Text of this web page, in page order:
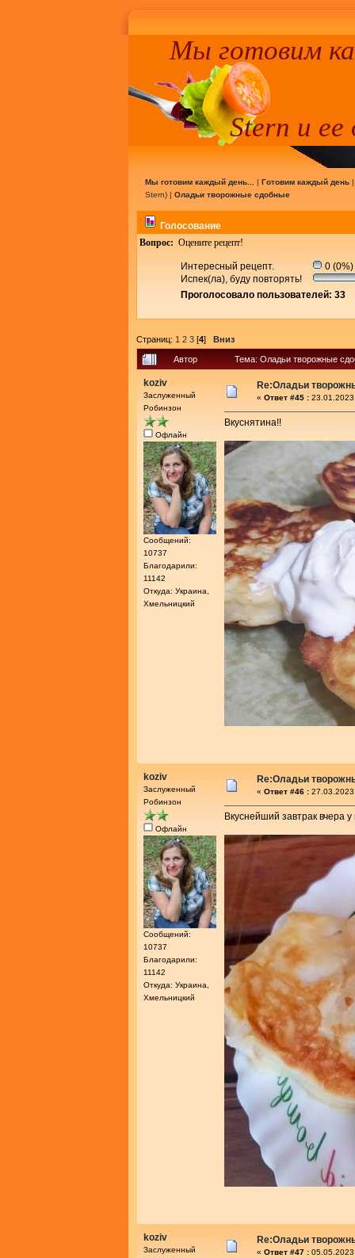
Мы готовим
Stern и ее
Мы готовим каждый день... | Готовим каждый день
Stern) | Оладьи творожные сдобные
Голосование
Вопрос: Оцените рецепт!
Интересный рецепт.
0 (0%)
Испек(ла), буду повторять!
Проголосовало пользователей: 33
Страниц: 1 2 3 [4] Вниз
Автор Тема: Оладьи творожные
koziv
Заслуженный
Робинзон
Офлайн
Сообщений:
10737
Благодарили:
11142
Откуда: Украина,
Хмельницкий
Re:Оладьи
« Ответ #45 :
Вкуснятина!!
koziv
Заслуженный
Робинзон
Офлайн
Сообщений:
10737
Благодарили:
11142
Откуда: Украина,
Хмельницкий
Re:Оладьи
« Ответ #46 :
Вкуснейший завтрак вчера
koziv
Заслуженный
Re:Оладьи
« Ответ #47 :